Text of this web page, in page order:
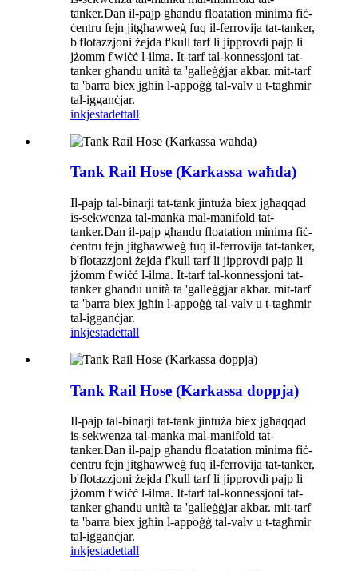
tanker.Dan il-pajp għandu floatation minima fiċ-
ċentru fejn jitgħawweġ fuq il-ferrovija tat-tanker,
b'flotazzjoni żejda f'kull tarf li jipprovdi pajp li
jżomm f'wiċċ l-ilma. It-tarf tal-konnessjoni tat-
tanker għandu unità ta 'galleġġjar akbar. mit-tarf
ta 'barra biex jgħin l-appoġġ tal-valv u t-tagħmir
tal-igganċjar.
inkjestadettall
Tank Rail Hose (Karkassa waħda)
Il-pajp tal-binarji tat-tank jintuża biex jgħaqqad
is-sekwenza tal-manka mal-manifold tat-
tanker.Dan il-pajp għandu floatation minima fiċ-
ċentru fejn jitgħawweġ fuq il-ferrovija tat-tanker,
b'flotazzjoni żejda f'kull tarf li jipprovdi pajp li
jżomm f'wiċċ l-ilma. It-tarf tal-konnessjoni tat-
tanker għandu unità ta 'galleġġjar akbar. mit-tarf
ta 'barra biex jgħin l-appoġġ tal-valv u t-tagħmir
tal-igganċjar.
inkjestadettall
Tank Rail Hose (Karkassa doppja)
Il-pajp tal-binarji tat-tank jintuża biex jgħaqqad
is-sekwenza tal-manka mal-manifold tat-
tanker.Dan il-pajp għandu floatation minima fiċ-
ċentru fejn jitgħawweġ fuq il-ferrovija tat-tanker,
b'flotazzjoni żejda f'kull tarf li jipprovdi pajp li
jżomm f'wiċċ l-ilma. It-tarf tal-konnessjoni tat-
tanker għandu unità ta 'galleġġjar akbar. mit-tarf
ta 'barra biex jgħin l-appoġġ tal-valv u t-tagħmir
tal-igganċjar.
inkjestadettall